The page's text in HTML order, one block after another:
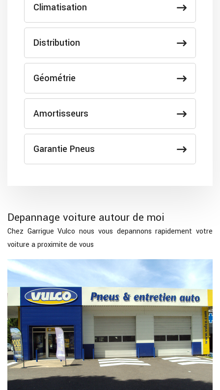
Climatisation
Distribution
Géométrie
Amortisseurs
Garantie Pneus
Depannage voiture autour de moi
Chez Garrigue Vulco nous vous depannons rapidement votre
voiture a proximite de vous